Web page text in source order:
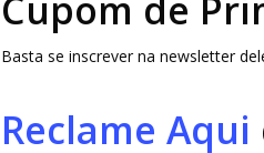
Basta se inscrever na newsletter
Reclame Aqui